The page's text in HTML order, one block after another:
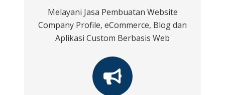
Melayani Jasa Pembuatan Website
Company Profile, eCommerce, Blog dan
Aplikasi Custom Berbasis Web